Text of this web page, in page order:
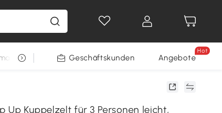
Gewinnspiele
RestpostenGeschäftskunden Angebote
Hot
Up Kuppelzelt für 3 Personen leicht,